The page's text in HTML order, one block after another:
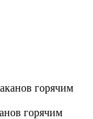
горячим